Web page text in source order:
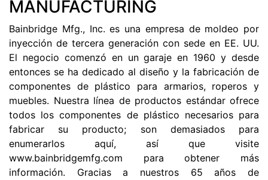
MANUFACTURING
Bainbridge Mfg., Inc. es una empresa de moldeo por
inyección de tercera generación con sede en EE. UU.
El negocio comenzó en un garaje en 1960 y desde
entonces se ha dedicado al diseño y la fabricación de
componentes de plástico para armarios, roperos y
muebles. Nuestra línea de productos estándar ofrece
todos los componentes de plástico necesarios para
fabricar su producto; son demasiados para
enumerarlos aquí, así que visite
www.bainbridgemfg.com para obtener más
información. Gracias a nuestros 65 años de